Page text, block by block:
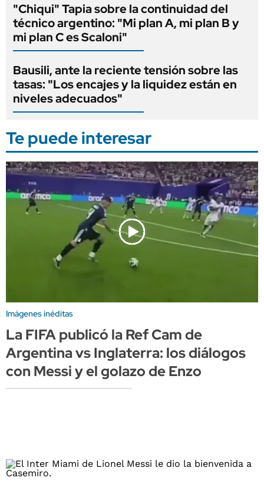
"Chiqui" Tapia sobre la continuidad del
técnico argentino: "Mi plan A, mi plan B y
mi plan C es Scaloni"
Bausili, ante la reciente tensión sobre las
tasas: "Los encajes y la liquidez están en
niveles adecuados"
Te puede interesar
Imágenes inéditas
La FIFA publicó la Ref Cam de
Argentina vs Inglaterra: los diálogos
con Messi y el golazo de Enzo